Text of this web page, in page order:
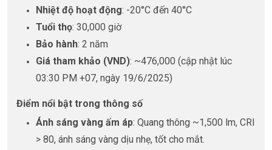
Nhiệt độ hoạt động: -20°C đến 40°C
Tuổi thọ: 30,000 giờ
Bảo hành: 2 năm
Giá tham khảo (VND): ~476,000 (cập nhật lúc
03:30 PM +07, ngày 19/6/2025)
Điểm nổi bật trong thông số
Ánh sáng vàng ấm áp: Quang thông ~1,500 lm, CRI
> 80, ánh sáng vàng dịu nhẹ, tốt cho mắt.